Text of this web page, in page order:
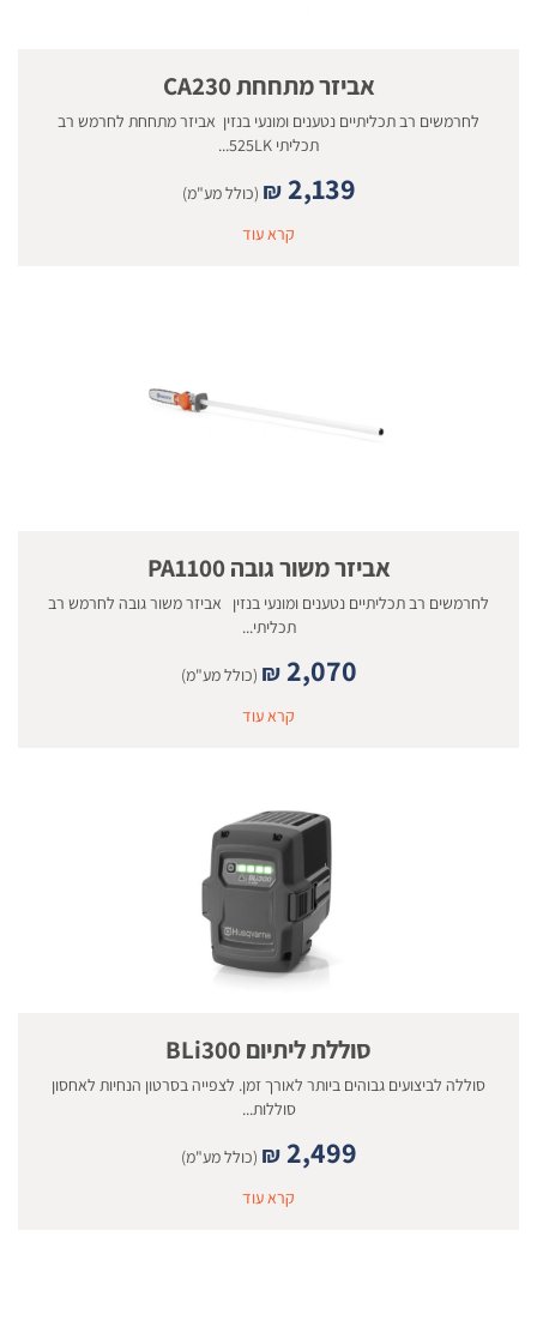
אביזר מתחחת CA230
לחרמשים רב תכליתיים נטענים ומונעי בנזין אביזר מתחחת לחרמש רב
תכליתי 525LK...
₪ 2,139
(כולל מע"מ)
קרא עוד
אביזר משור גובה PA1100
לחרמשים רב תכליתיים נטענים ומונעי בנזין אביזר משור גובה לחרמש רב
תכליתי...
₪ 2,070
(כולל מע"מ)
קרא עוד
סוללת ליתיום BLi300
סוללה לביצועים גבוהים ביותר לאורך זמן. לצפייה בסרטון הנחיות לאחסון
סוללות...
₪ 2,499
(כולל מע"מ)
קרא עוד